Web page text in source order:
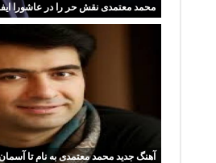
محمد معتمدی نقش حر را در عاشورا ایفا می کند
آهنگ جدید محمد معتمدی به نام تا آسمان